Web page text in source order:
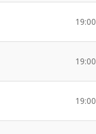
19:00
19:00
19:00